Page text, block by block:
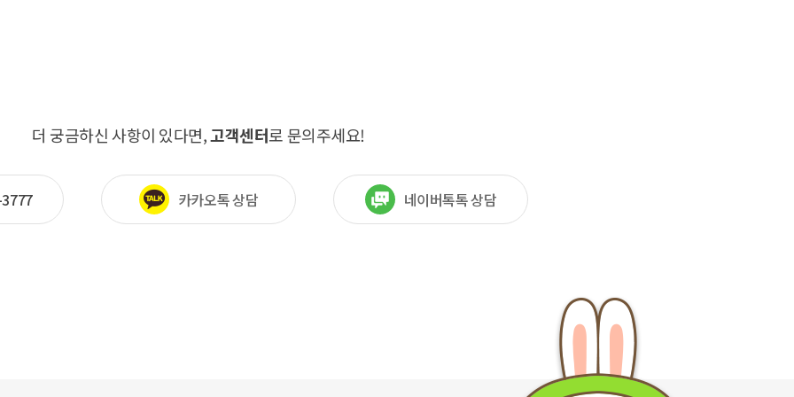
더 궁금하신 사항이 있다면,고객센터로 문의주세요!
카카오톡 상담 네이버톡톡 상담